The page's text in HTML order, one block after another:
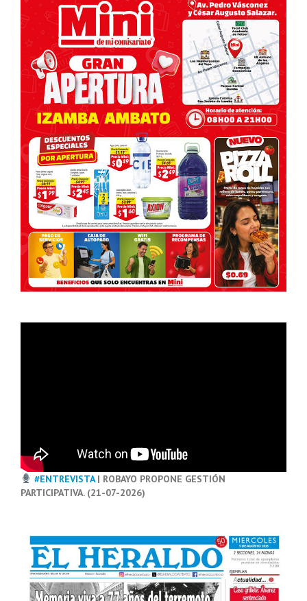
#ENTREVISTA| ROBAYO PROPONE GESTIÓN
PARTICIPATIVA. (21-07-2026)